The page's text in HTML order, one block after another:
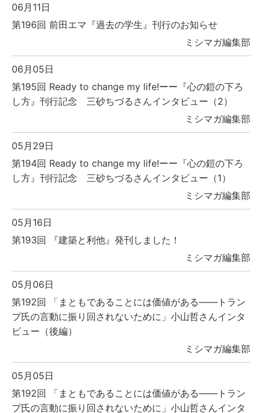
06月11日
第196回 前田エマ『過去の学生』刊行のお知らせ
ミシマガ編集部
06月05日
第195回 Ready to change my life!ーー『心の鎧の下ろ
し方』刊行記念 三砂ちづるさんインタビュー（2）
ミシマガ編集部
05月29日
第194回 Ready to change my life!ーー『心の鎧の下ろ
し方』刊行記念 三砂ちづるさんインタビュー（1）
ミシマガ編集部
05月16日
第193回 『建築と利他』発刊しました！
ミシマガ編集部
05月06日
第192回 「まともであることには価値がある――トラン
プ氏の言動に振り回されないために」小山哲さんインタ
ビュー（後編）
ミシマガ編集部
05月05日
第192回 「まともであることには価値がある――トラン
プ氏の言動に振り回されないために」小山哲さんインタ